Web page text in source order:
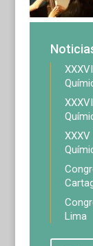
Lima